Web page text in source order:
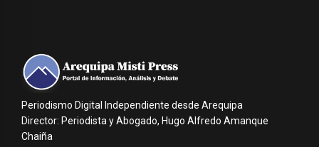
Periodismo Digital Independiente desde Arequipa
Director: Periodista y Abogado, Hugo Alfredo Amanque
Chaiña